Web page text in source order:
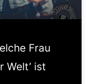
Frau
Welt’ ist